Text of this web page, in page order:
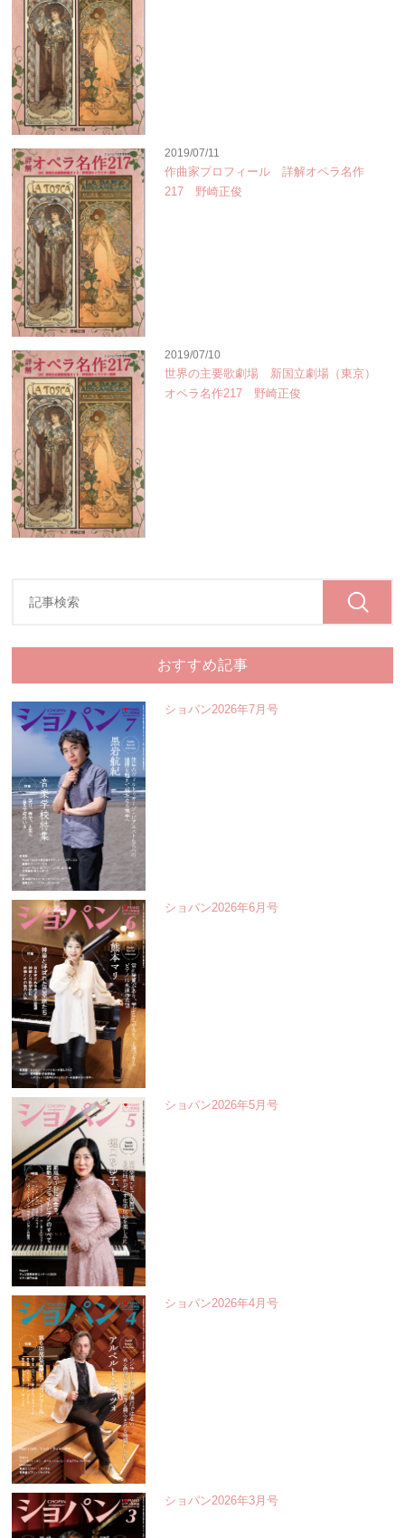
2019/07/11
作曲家プロフィール 詳解オペラ名作
217 野崎正俊
2019/07/10
世界の主要歌劇場 新国立劇場（東京）
オペラ名作217 野崎正俊
おすすめ記事
ショパン2026年7月号
ショパン2026年6月号
ショパン2026年5月号
ショパン2026年4月号
ショパン2026年3月号